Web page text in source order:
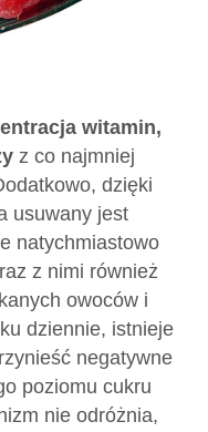
witamin,
z co najmniej
dzięki
usuwany jest
natychmiastowo
z nimi również
owoców i
dziennie, istnieje
negatywne
poziomu cukru
nie odróżnia,